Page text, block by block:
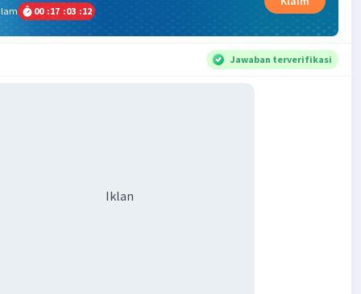
00 :17 :03 :12
Jawaban terverifikasi
Iklan